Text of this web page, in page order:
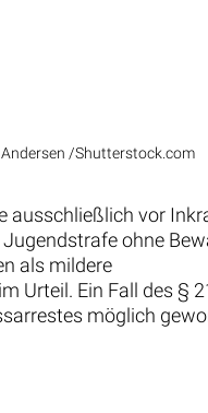
/Shutterstock.com
ausschließlich vor
ohne
als mildere
Urteil. Ein Fall des §
möglich